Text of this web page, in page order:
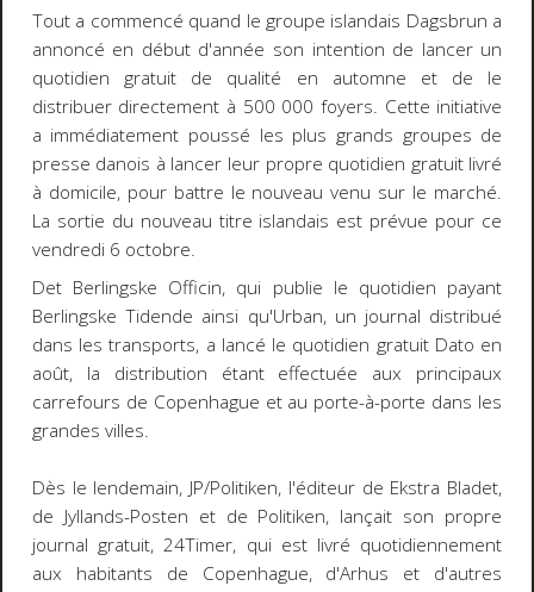
Tout a commencé quand le groupe islandais Dagsbrun a
annoncé en début d'année son intention de lancer un
quotidien gratuit de qualité en automne et de le
distribuer directement à 500 000 foyers. Cette initiative
a immédiatement poussé les plus grands groupes de
presse danois à lancer leur propre quotidien gratuit livré
à domicile, pour battre le nouveau venu sur le marché.
La sortie du nouveau titre islandais est prévue pour ce
vendredi 6 octobre.
Det Berlingske Officin, qui publie le quotidien payant
Berlingske Tidende ainsi qu'Urban, un journal distribué
dans les transports, a lancé le quotidien gratuit Dato en
août, la distribution étant effectuée aux principaux
carrefours de Copenhague et au porte-à-porte dans les
grandes villes.
Dès le lendemain, JP/Politiken, l'éditeur de Ekstra Bladet,
de Jyllands-Posten et de Politiken, lançait son propre
journal gratuit,24Timer, qui est livré quotidiennement
aux habitants de Copenhague, d'Arhus et d'autres